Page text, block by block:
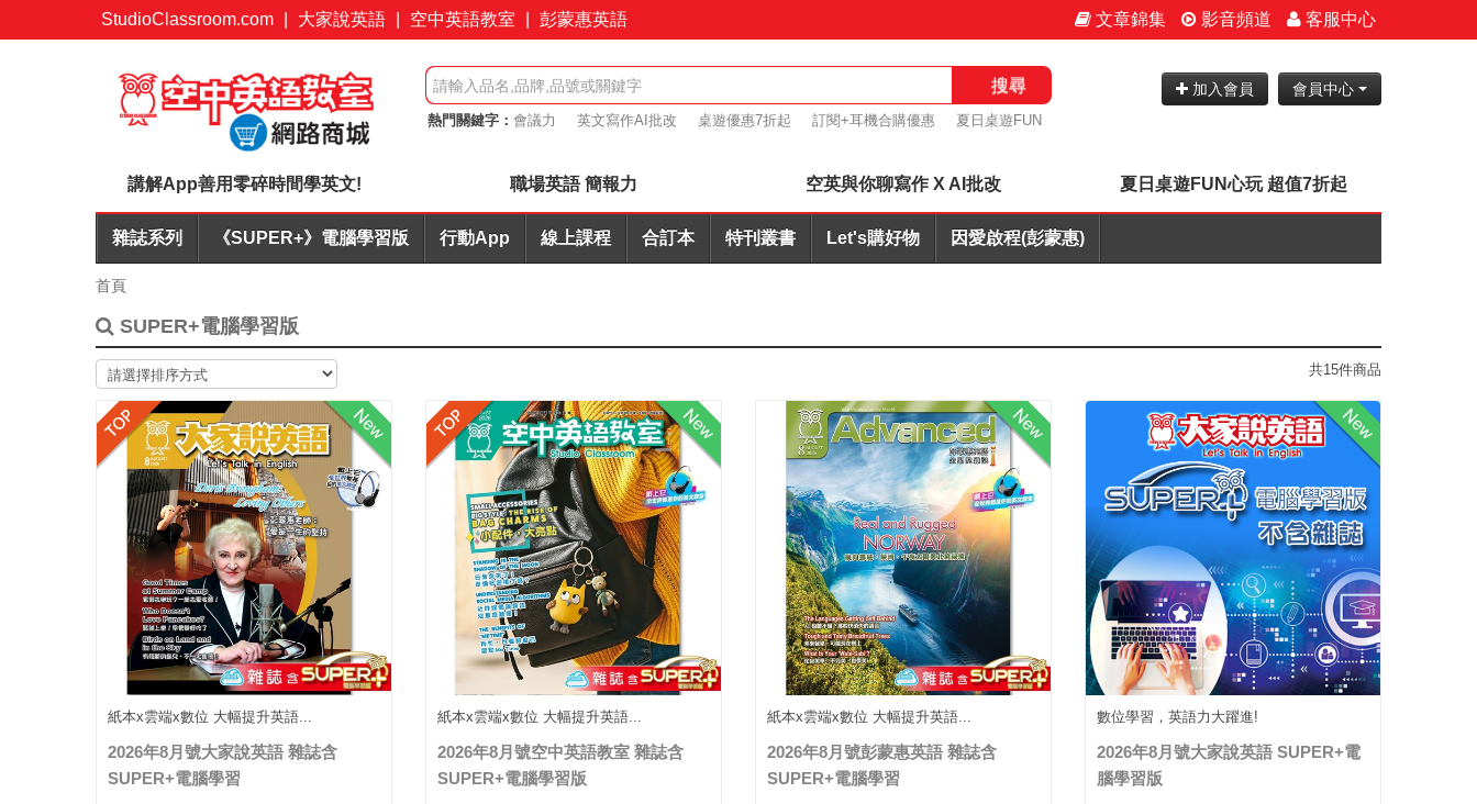
StudioClassroom.com 大家說英語 空中英語教室 彭蒙惠英語 文章錦集 影音頻道 客服中心
搜尋
熱門關鍵字： 會議力 英文寫作AI批改 桌遊優惠7折起 訂閱+耳機合購優惠
夏日桌遊FUN
加入會員 會員中心
講解App善用零碎時間學英文! 職場英語 簡報力 空英與你聊寫作 X AI批改 夏日桌遊FUN心玩 超值7折起
雜誌系列 《SUPER+》電腦學習版 行動App 線上課程 合訂本 特刊叢書 Let's購好物 因愛啟程(彭蒙惠)
首頁
SUPER+電腦學習版
共15件商品
紙本x雲端x數位 大幅提升英語...
2026年8月號大家說英語 雜誌含
SUPER+電腦學習
紙本x雲端x數位 大幅提升英語...
2026年8月號空中英語教室 雜誌含
SUPER+電腦學習版
紙本x雲端x數位 大幅提升英語...
2026年8月號彭蒙惠英語 雜誌含
SUPER+電腦學習
數位學習，英語力大躍進!
2026年8月號大家說英語 SUPER+電
腦學習版